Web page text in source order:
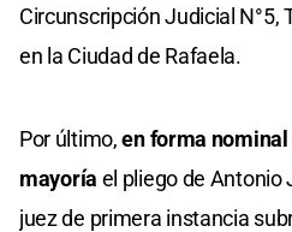
Circunscripción Judicial N°5,
en la Ciudad de Rafaela.
Por último,en forma
mayoría el pliego de Antonio
juez de primera instancia